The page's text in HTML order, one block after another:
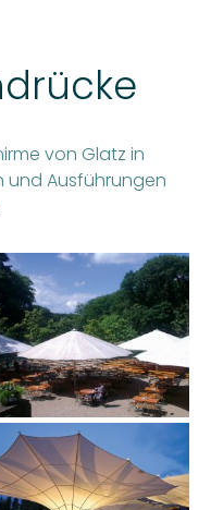
von Glatz in
und Ausführungen